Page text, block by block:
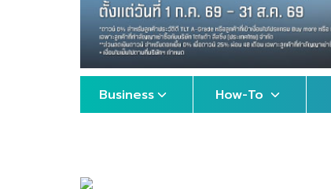
Business How-To